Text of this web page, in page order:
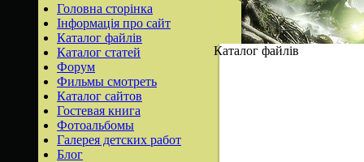
Головна сторінка
Інформація про сайт
Каталог файлів
Каталог статей
Форум
Фильмы смотреть
Каталог сайтов
Гостевая книга
Фотоальбомы
Галерея детских работ
Блог
Каталог файлів